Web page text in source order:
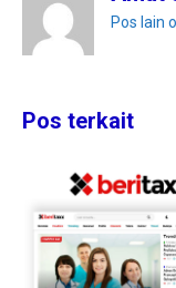
Pos lain
Pos terkait